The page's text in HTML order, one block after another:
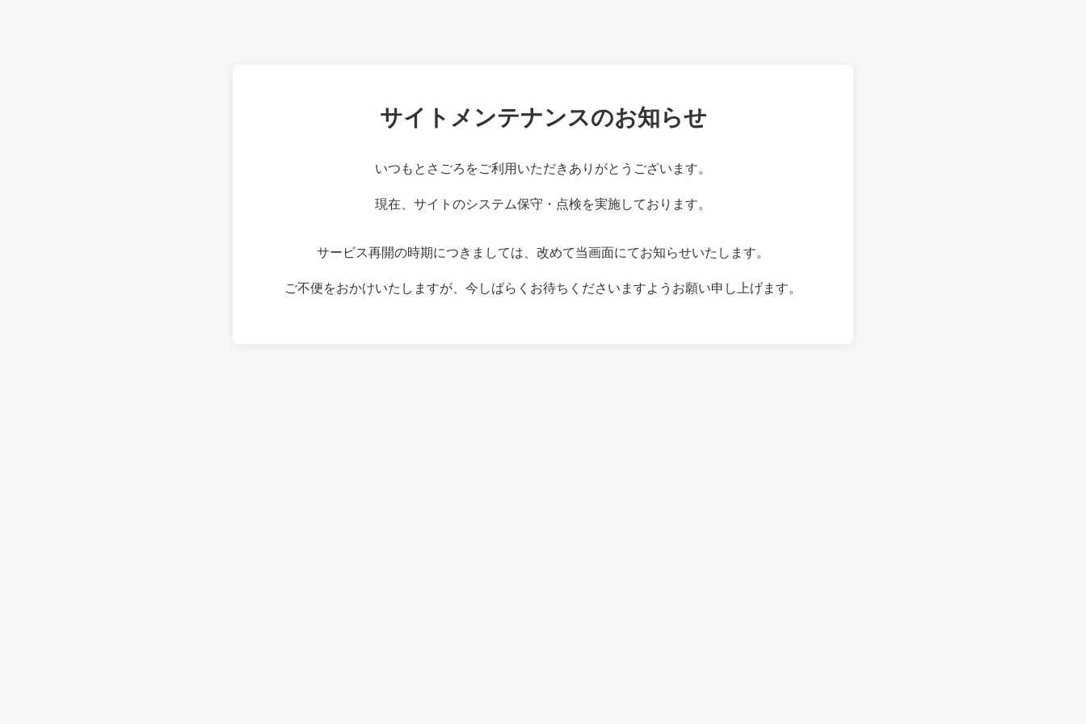
サイトメンテナンスのお知らせ
いつもとさごろをご利用いただきありがとうございます。
現在、サイトのシステム保守・点検を実施しております。
サービス再開の時期につきましては、改めて当画面にてお知らせいたします。
ご不便をおかけいたしますが、今しばらくお待ちくださいますようお願い申し上げます。